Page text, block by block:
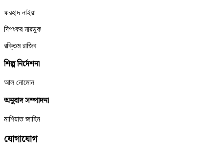
ফরহাদ নাইয়া
দিপংকর মারডুক
রক্তিম রাজিব
শিল্প নির্দেশনা
আল নোমোন
অনুবাদ সম্পাদনা
মাশিয়াত জাহিন
যোগাযোগ